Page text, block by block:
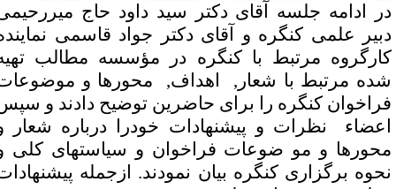
ادامه جلسه آقای دکتر سید داود حاج میررحیمی
علمی کنگره و آقای دکتر جواد قاسمی نماینده
مرتبط با کنگره در مؤسسه مطالب تهیه
مرتبط با شعار, اهداف, محورها و موضوعات
کنگره را برای حاضرین توضیح دادند و سپس
نظرات و پیشنهادات خودرا درباره شعار و
و مو ضوعات فراخوان و سیاستهای کلی و
برگزاری کنگره بیان نمودند. ازجمله پیشنهادات